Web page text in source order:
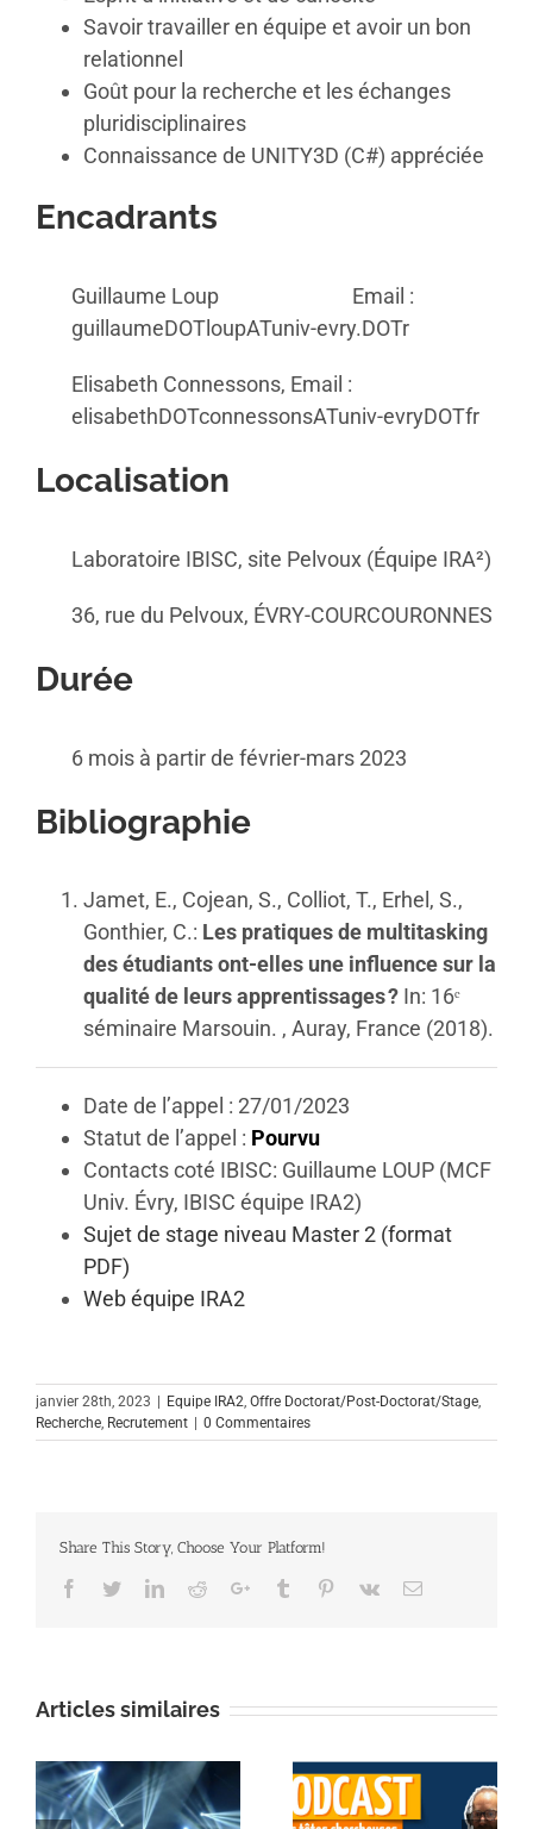
Savoir travailler en équipe et avoir un bon
relationnel
Goût pour la recherche et les échanges
pluridisciplinaires
Connaissance de UNITY3D (C#) appréciée
Encadrants
Guillaume Loup Email :
guillaumeDOTloupATuniv-evry.DOTr
Elisabeth Connessons, Email :
elisabethDOTconnessonsATuniv-evryDOTfr
Localisation
Laboratoire IBISC, site Pelvoux (Équipe IRA²)
36, rue du Pelvoux, ÉVRY-COURCOURONNES
Durée
6 mois à partir de février-mars 2023
Bibliographie
Jamet, E., Cojean, S., Colliot, T., Erhel, S.,
Gonthier, C.: Les pratiques de multitasking
des étudiants ont-elles une influence sur la
qualité de leurs apprentissages ? In: 16ᵉ
séminaire Marsouin. , Auray, France (2018).
Date de l’appel : 27/01/2023
Statut de l’appel : Pourvu
Contacts coté IBISC: Guillaume LOUP (MCF
Univ. Évry, IBISC équipe IRA2)
Sujet de stage niveau Master 2 (format
PDF)
Web équipe IRA2
janvier 28th, 2023 Equipe IRA2, Offre Doctorat/Post-Doctorat/Stage,
Recherche, Recrutement 0 Commentaires
Share This Story, Choose Your Platform!
Facebook
TwitterLinkedinRedditGoogle+Tumblr Pinterest
Vk Email
Articles similaires